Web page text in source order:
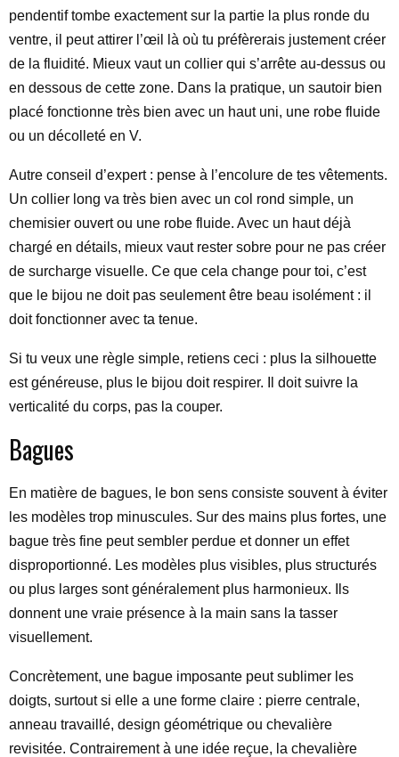
pendentif tombe exactement sur la partie la plus ronde du
ventre, il peut attirer l’œil là où tu préfèrerais justement créer
de la fluidité. Mieux vaut un collier qui s’arrête au-dessus ou
en dessous de cette zone. Dans la pratique, un sautoir bien
placé fonctionne très bien avec un haut uni, une robe fluide
ou un décolleté en V.
Autre conseil d’expert : pense à l’encolure de tes vêtements.
Un collier long va très bien avec un col rond simple, un
chemisier ouvert ou une robe fluide. Avec un haut déjà
chargé en détails, mieux vaut rester sobre pour ne pas créer
de surcharge visuelle. Ce que cela change pour toi, c’est
que le bijou ne doit pas seulement être beau isolément : il
doit fonctionner avec ta tenue.
Si tu veux une règle simple, retiens ceci : plus la silhouette
est généreuse, plus le bijou doit respirer. Il doit suivre la
verticalité du corps, pas la couper.
Bagues
En matière de bagues, le bon sens consiste souvent à éviter
les modèles trop minuscules. Sur des mains plus fortes, une
bague très fine peut sembler perdue et donner un effet
disproportionné. Les modèles plus visibles, plus structurés
ou plus larges sont généralement plus harmonieux. Ils
donnent une vraie présence à la main sans la tasser
visuellement.
Concrètement, une bague imposante peut sublimer les
doigts, surtout si elle a une forme claire : pierre centrale,
anneau travaillé, design géométrique ou chevalière
revisitée. Contrairement à une idée reçue, la chevalière